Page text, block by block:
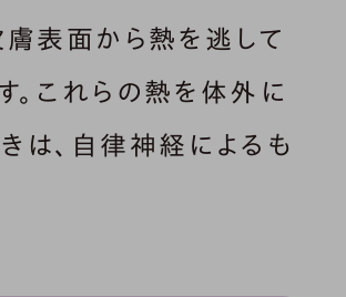
膚表面から熱を逃して
。これらの熱を体外に
は、自律神経によるも